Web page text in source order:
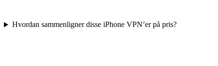
Hvordan sammenligner disse iPhone VPN’er på pris?